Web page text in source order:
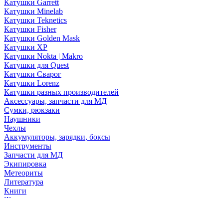
Катушки Garrett
Катушки Minelab
Катушки Teknetics
Катушки Fisher
Катушки Golden Mask
Катушки XP
Катушки Nokta | Makro
Катушки для Quest
Катушки Сварог
Катушки Lorenz
Катушки разных производителей
Аксессуары, запчасти для МД
Сумки, рюкзаки
Наушники
Чехлы
Аккумуляторы, зарядки, боксы
Инструменты
Запчасти для МД
Экипировка
Метеориты
Литература
Книги